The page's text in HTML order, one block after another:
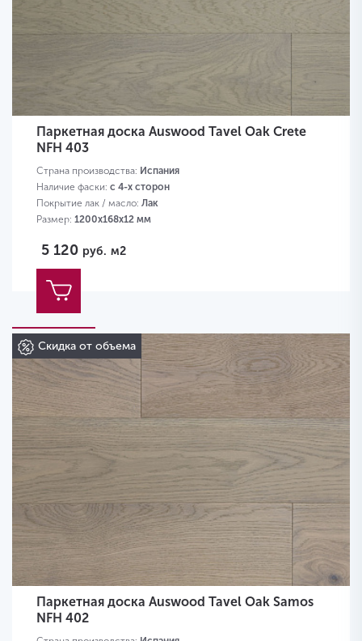
Паркетная доска Auswood Tavel Oak Crete
NFH 403
Страна производства: Испания
Наличие фаски: с 4-х сторон
Покрытие лак / масло: Лак
Размер: 1200х168х12 мм
5 120 руб. м2
Скидка от объема
Паркетная доска Auswood Tavel Oak Samos
NFH 402